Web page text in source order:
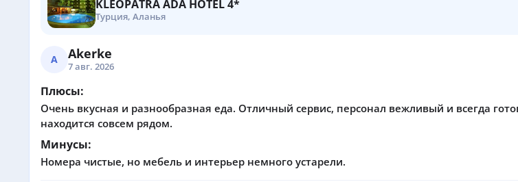
KLEOPATRA ADA HOTEL 4*
Турция, Аланья
A Akerke
7 авг. 2026
Плюсы:
Очень вкусная и разнообразная еда. Отличный сервис, персонал вежливый и всегда
находится совсем рядом.
Минусы:
Номера чистые, но мебель и интерьер немного устарели.